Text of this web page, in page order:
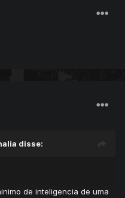
disse:
de inteligencia de uma